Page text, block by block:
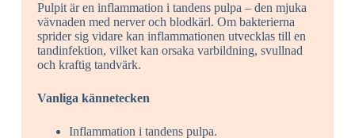
Pulpit är en inflammation i tandens pulpa – den mjuka
vävnaden med nerver och blodkärl. Om bakterierna
sprider sig vidare kan inflammationen utvecklas till en
tandinfektion, vilket kan orsaka varbildning, svullnad
och kraftig tandvärk.
Vanliga kännetecken
Inflammation i tandens pulpa.